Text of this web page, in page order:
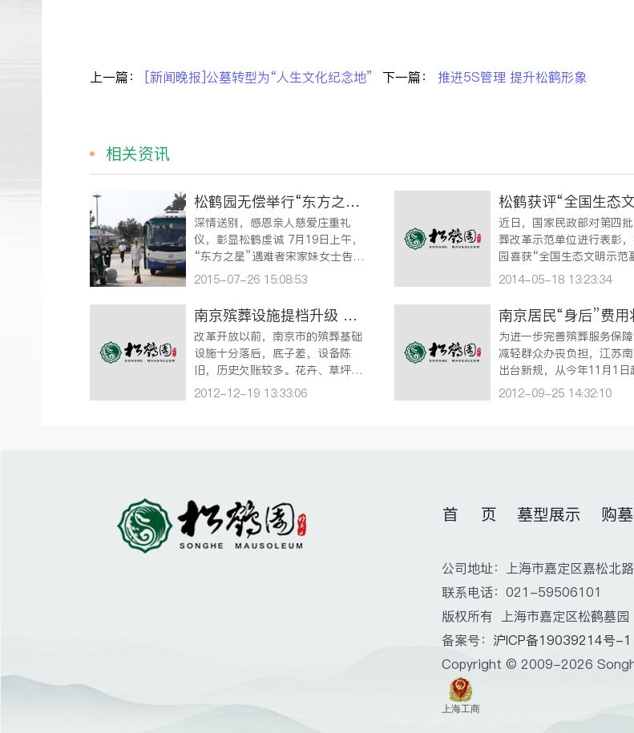
上一篇： [新闻晚报]公墓转型为“人生文化纪念地” 下一篇： 推进5S管理 提升松鹤形象
相关资讯
松鹤园无偿举行“东方之星”遇难者送别
深情送别，感恩亲人慈爱庄重礼
仪，彰显松鹤虔诚 7月19日上午，
“东方之星”遇难者宋家妹女士告别
会在松鹤业务楼中式礼仪厅举行，
住此地”的首位“东方之星”逝者举行
的告别会。 上午8点20分，载有宋
家妹女士骨灰的灵车驶入松鹤墓…
2015-07-26 15:08:53
近日，国家民政部对第四
葬改革示范单位进行表彰
园喜获“全国生态文明示范
荣，总经理林根被评为“全
始终遵循美化、绿化、园林
文化的原则，规范运作，
环境设施建设，先后建成“
长…
2014-05-18 13:23:34
南京殡葬设施提档升级 治丧环境显人文关怀
改革开放以前，南京市的殡葬基础
设施十分落后，底子差，设备陈
旧，历史欠账较多。花卉、草坪、
假山、水池、雕塑、树木……漫步
2012-12-19 13:33:06
为进一步完善殡葬服务保障
减轻群众办丧负担，江苏
出台新规，从今年11月1日
有南京市户籍的城乡居民，
2012-09-25 14:32:10
首 页 墓型展示 购
公司地址：上海市嘉定区嘉松北
联系电话：021-59506101
版权所有 上海市嘉定区松鹤墓园
备案号： 沪ICP备19039214号-1
Copyright © 2009-2026
上海工商